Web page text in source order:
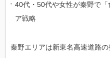
40代・50代や女性が秦野で
ア戦略
秦野エリアは新東名高速道路